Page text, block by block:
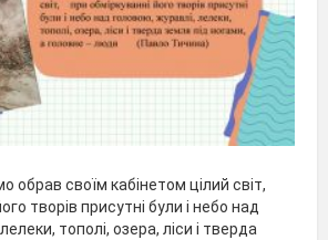
обрав своїм кабінетом цілий світ,
творів присутні були і небо над
тополі, озера, ліси і тверда